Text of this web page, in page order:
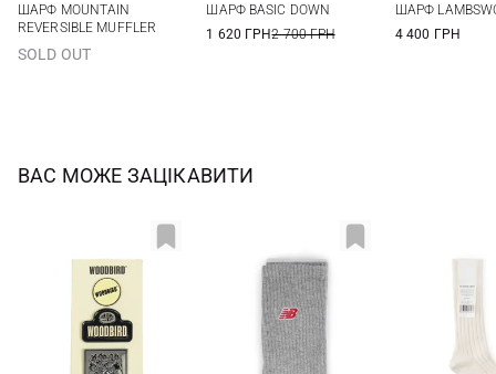
ШАРФ MOUNTAIN
REVERSIBLE MUFFLER
SOLD OUT
ШАРФ BASIC DOWN
1 620 ГРН2 700 ГРН
ШАРФ
4 400 ГРН
ВАС МОЖЕ ЗАЦІКАВИТИ